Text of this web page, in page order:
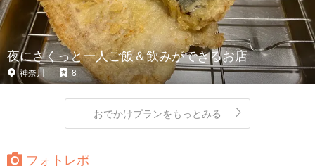
夜にさくっと一人ご飯＆飲みができるお店
神奈川 8
おでかけプランをもっとみる
フォトレポ